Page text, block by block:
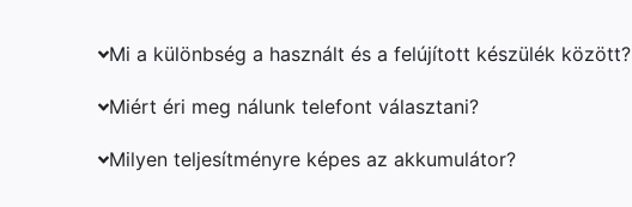
Mi a különbség a használt és a felújított készülék között?
Miért éri meg nálunk telefont választani?
Milyen teljesítményre képes az akkumulátor?